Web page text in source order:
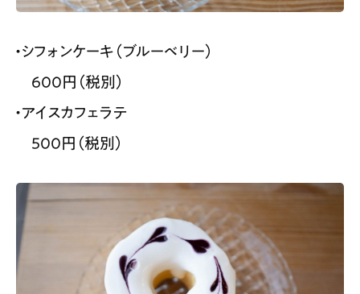
・シフォンケーキ（ブルーベリー）
600円（税別）
・アイスカフェラテ
500円（税別）